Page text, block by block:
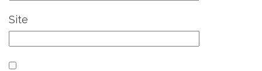
Site